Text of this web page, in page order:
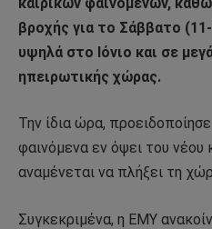
βροχής για το Σάββατο
υψηλά στο Ιόνιο και σε
ηπειρωτικής χώρας.
Την ίδια ώρα,
φαινόμενα εν όψει του νέου
αναμένεται να πλήξει τη
Συγκεκριμένα, η ΕΜΥ